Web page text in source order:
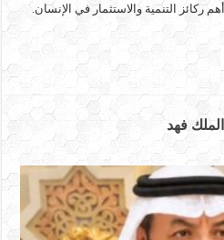
التنمية والاستثمار في الإنسان.
فهد